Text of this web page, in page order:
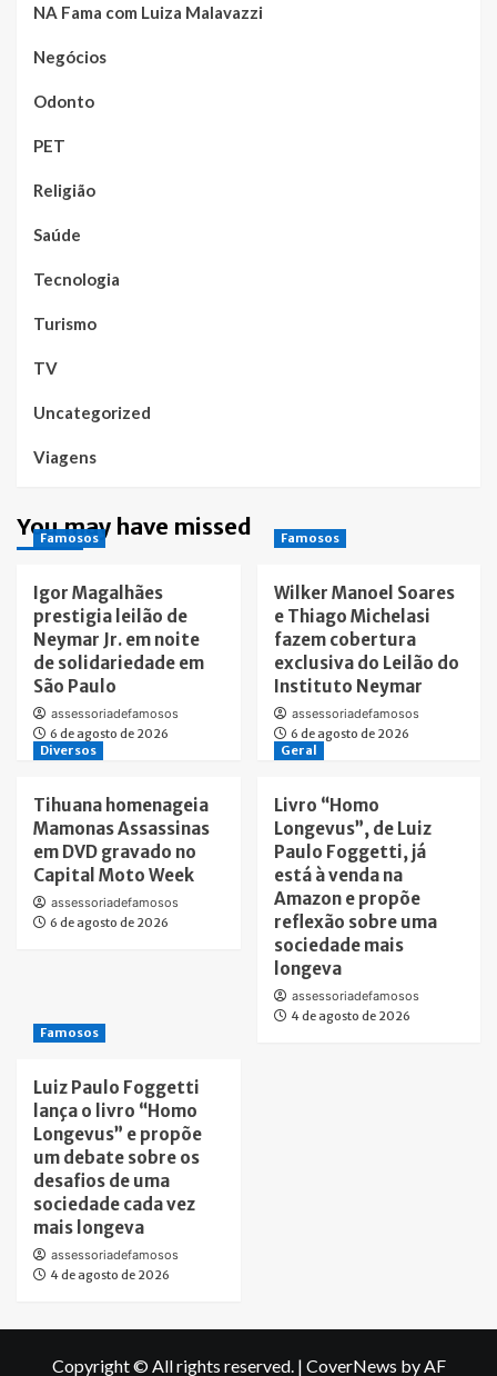
NA Fama com Luiza Malavazzi
Negócios
Odonto
PET
Religião
Saúde
Tecnologia
Turismo
TV
Uncategorized
Viagens
You may have missed
Famosos
Igor Magalhães
prestigia leilão de
Neymar Jr. em noite
de solidariedade em
São Paulo
assessoriadefamosos
6 de agosto de 2026
Famosos
Wilker Manoel Soares
e Thiago Michelasi
fazem cobertura
exclusiva do Leilão do
Instituto Neymar
assessoriadefamosos
6 de agosto de 2026
Diversos
Tihuana homenageia
Mamonas Assassinas
em DVD gravado no
Capital Moto Week
assessoriadefamosos
6 de agosto de 2026
Geral
Livro “Homo
Longevus”, de Luiz
Paulo Foggetti, já
está à venda na
Amazon e propõe
reflexão sobre uma
sociedade mais
longeva
assessoriadefamosos
4 de agosto de 2026
Famosos
Luiz Paulo Foggetti
lança o livro “Homo
Longevus” e propõe
um debate sobre os
desafios de uma
sociedade cada vez
mais longeva
assessoriadefamosos
4 de agosto de 2026
Copyright © All rights reserved. | CoverNews by AF